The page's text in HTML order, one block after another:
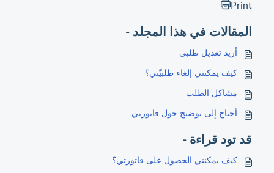
Print
المقالات في هذا المجلد -
أريد تعديل طلبي
كيف يمكنني إلغاء طلبيّتي؟
مشاكل الطلب
أحتاج إلى توضيح حول فاتورتي
قد تود قراءة -
كيف يمكنني الحصول على فاتورتي؟